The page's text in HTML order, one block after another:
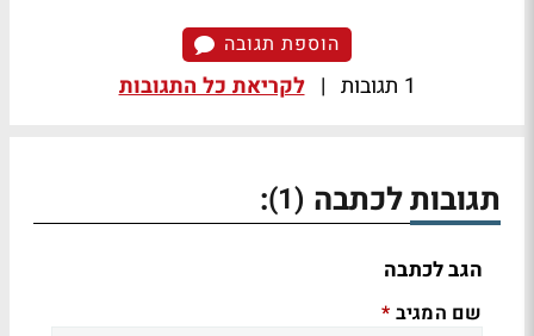
הוספת תגובה
1 תגובות | לקריאת כל התגובות
תגובות לכתבה (1)
:
הגב לכתבה
שם המגיב *